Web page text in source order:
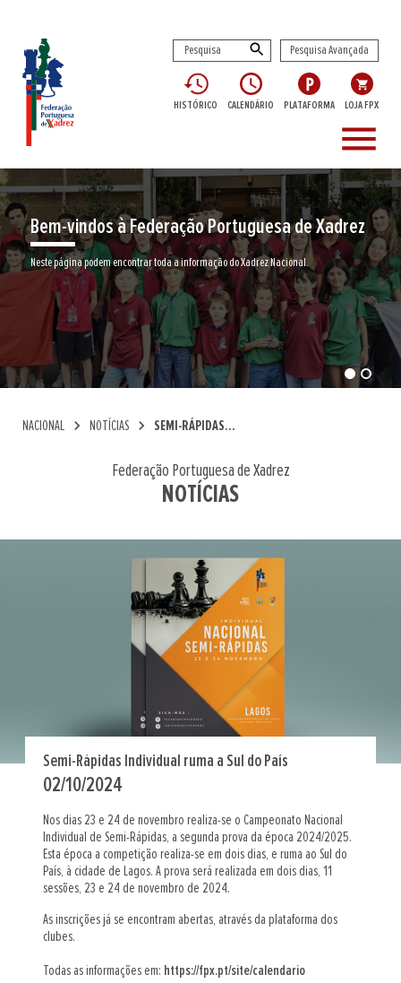
Pesquisa Avançada
HISTÓRICO CALENDÁRIO PLATAFORMA LOJA FPX
menu
Bem-vindos à Federação Portuguesa de Xadrez
Neste página podem encontrar toda a informação do Xadrez Nacional.
NACIONAL chevron_right NOTÍCIAS chevron_right SEMI-RÁPIDAS...
Federação Portuguesa de Xadrez
NOTÍCIAS
Semi-Rápidas Individual ruma a Sul do País
02/10/2024
Nos dias 23 e 24 de novembro realiza-se o Campeonato Nacional
Individual de Semi-Rápidas, a segunda prova da época 2024/2025.
Esta época a competição realiza-se em dois dias, e ruma ao Sul do
País, à cidade de Lagos. A prova será realizada em dois dias, 11
sessões, 23 e 24 de novembro de 2024.
As inscrições já se encontram abertas, através da plataforma dos
clubes.
Todas as informações em: https://fpx.pt/site/calendario